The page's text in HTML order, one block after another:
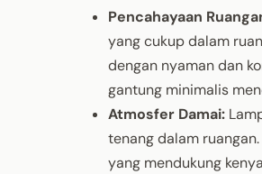
Pencahayaan
yang cukup dalam
dengan nyaman dan
gantung minimalis
Atmosfer Damai:
tenang dalam
yang mendukung